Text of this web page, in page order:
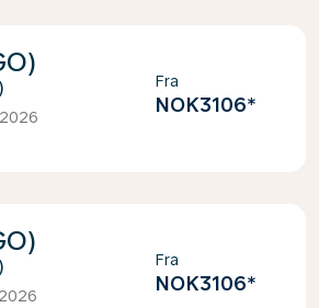
Fra
NOK3106*
Fra
NOK3106*